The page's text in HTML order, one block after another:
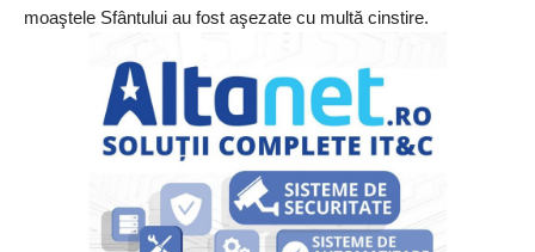
moaştele Sfântului au fost aşezate cu multă cinstire.